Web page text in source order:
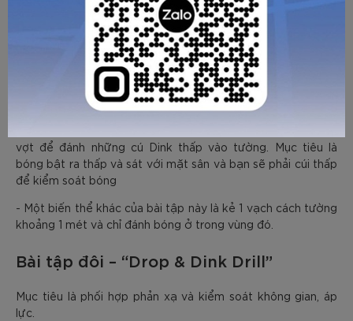
Mục tiêu là rèn luyện kiểm soát bóng thấp trong không gian
vợt để đánh những cú Dink thấp vào tường. Mục tiêu là
bóng bật ra thấp và sát với mặt sân và bạn sẽ phải cúi thấp
để kiểm soát bóng
- Một biến thể khác của bài tập này là kẻ 1 vạch cách tường
khoảng 1 mét và chỉ đánh bóng ở trong vùng đó.
Bài tập đôi – “Drop & Dink Drill”
Mục tiêu là phối hợp phản xạ và kiểm soát không gian, áp
lực.